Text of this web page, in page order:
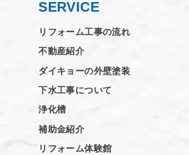
SERVICE
リフォーム工事の流れ
不動産紹介
ダイキョーの外壁塗装
下水工事について
浄化槽
補助金紹介
リフォーム体験館